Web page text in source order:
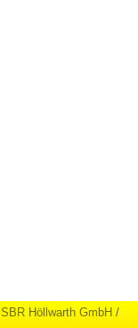
SBR Höllwarth GmbH /